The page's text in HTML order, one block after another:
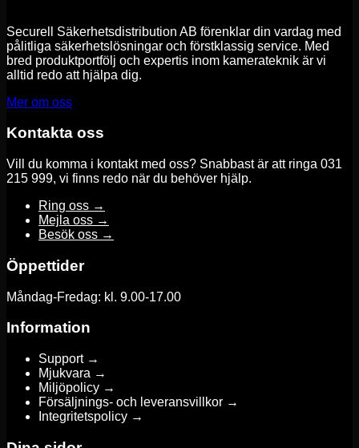
Securell Säkerhetsdistribution AB förenklar din vardag med
pålitliga säkerhetslösningar och förstklassig service. Med
bred produktportfölj och expertis inom kamerateknik är vi
alltid redo att hjälpa dig.
Mer om oss
Kontakta oss
Vill du komma i kontakt med oss? Snabbast är att ringa 031
215 999, vi finns redo när du behöver hjälp.
Ring oss →
Mejla oss →
Besök oss →
Öppettider
Måndag-Fredag: kl. 9.00-17.00
Information
Support →
Mjukvara →
Miljöpolicy →
Försäljnings- och leveransvillkor →
Integritetspolicy →